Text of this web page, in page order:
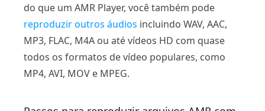
do que um AMR Player, você também pode
reproduzir outros áudios incluindo WAV, AAC,
MP3, FLAC, M4A ou até vídeos HD com quase
todos os formatos de vídeo populares, como
MP4, AVI, MOV e MPEG.